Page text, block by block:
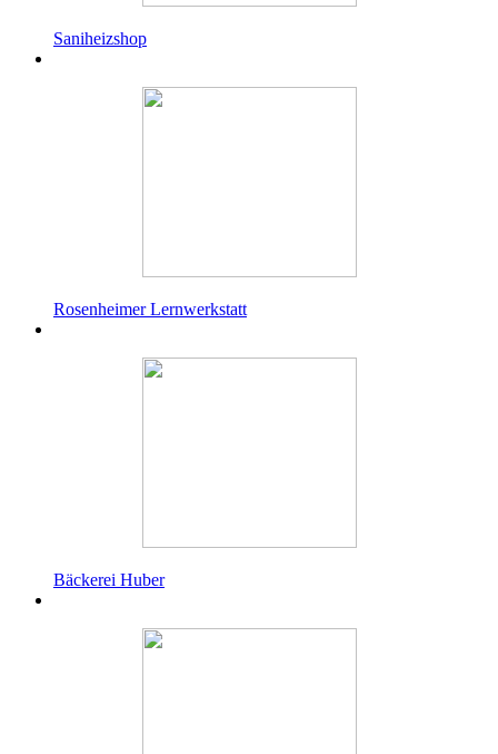
Saniheizshop
Rosenheimer Lernwerkstatt
Bäckerei Huber